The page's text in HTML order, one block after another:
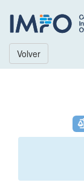
Volver